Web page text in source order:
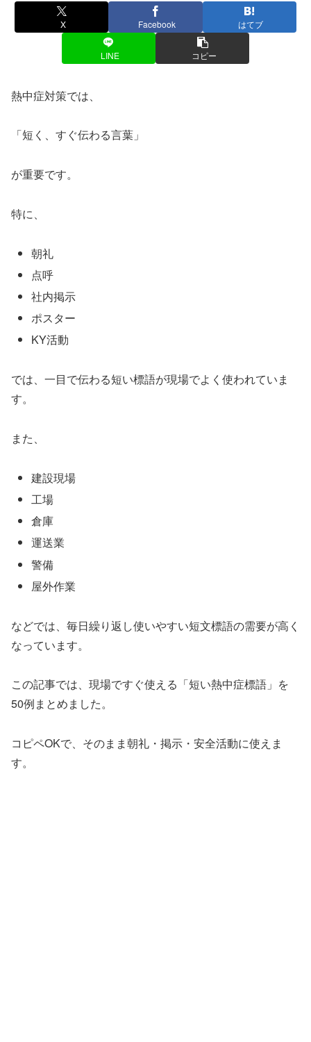
X Facebook はてブ
LINE コピー
熱中症対策では、
「短く、すぐ伝わる言葉」
が重要です。
特に、
朝礼
点呼
社内掲示
ポスター
KY活動
では、一目で伝わる短い標語が現場でよく使われていま
す。
また、
建設現場
工場
倉庫
運送業
警備
屋外作業
などでは、毎日繰り返し使いやすい短文標語の需要が高く
なっています。
この記事では、現場ですぐ使える「短い熱中症標語」を
50例まとめました。
コピペOKで、そのまま朝礼・掲示・安全活動に使えま
す。